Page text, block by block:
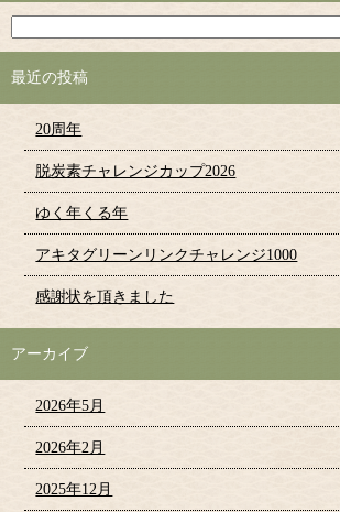
最近の投稿
20周年
脱炭素チャレンジカップ2026
ゆく年くる年
アキタグリーンリンクチャレンジ1000
感謝状を頂きました
アーカイブ
2026年5月
2026年2月
2025年12月